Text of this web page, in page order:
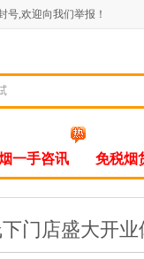
号,欢迎向我们举报！
一手咨讯 免税烟
门店盛大开